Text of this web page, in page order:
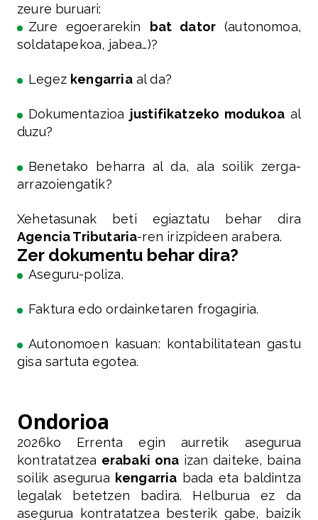
zeure buruari:
Zure egoerarekin
bat dator (autonomoa,
soldatapekoa, jabea…)?
Legez kengarriaal da?
Dokumentazioa justifikatzeko modukoa al
duzu?
Benetako beharra al da, ala soilik zerga-
arrazoiengatik?
Xehetasunak beti egiaztatu behar dira
Agencia Tributaria-ren irizpideen arabera.
Zer dokumentu behar dira?
Aseguru-poliza.
Faktura edo ordainketaren frogagiria.
Autonomoen kasuan: kontabilitatean gastu
gisa sartuta egotea.
Ondorioa
2026ko Errenta egin aurretik asegurua
kontratatzea erabaki ona izan daiteke, baina
soilik asegurua kengarria bada eta baldintza
legalak betetzen badira. Helburua ez da
asegurua kontratatzea besterik gabe, baizik